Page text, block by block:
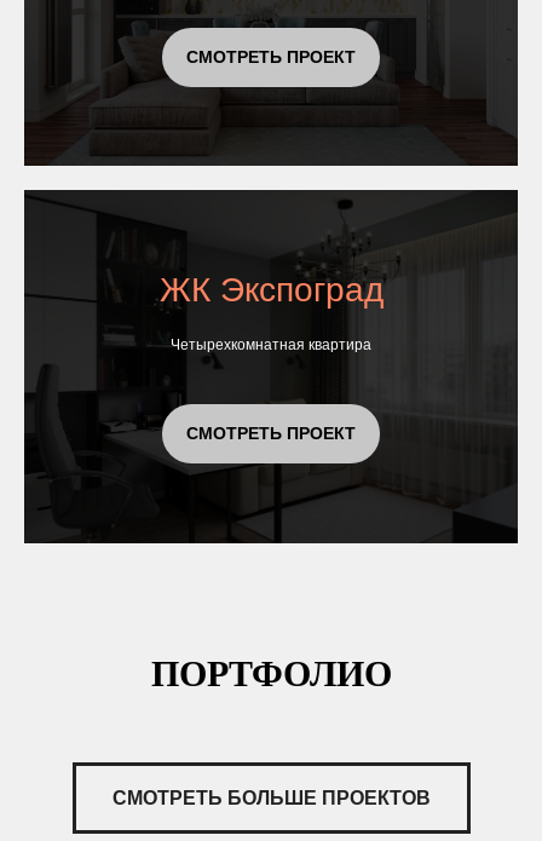
СМОТРЕТЬ ПРОЕКТ
ЖК Экспоград
Четырехкомнатная квартира
СМОТРЕТЬ ПРОЕКТ
ПОРТФОЛИО
СМОТРЕТЬ БОЛЬШЕ ПРОЕКТОВ